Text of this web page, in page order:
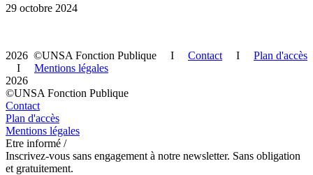
29 octobre 2024
2026 ©UNSA Fonction Publique I Contact I Plan d'accès
I Mentions légales
2026
©UNSA Fonction Publique
Contact
Plan d'accès
Mentions légales
Etre informé /
Inscrivez-vous sans engagement à notre newsletter. Sans obligation
et gratuitement.